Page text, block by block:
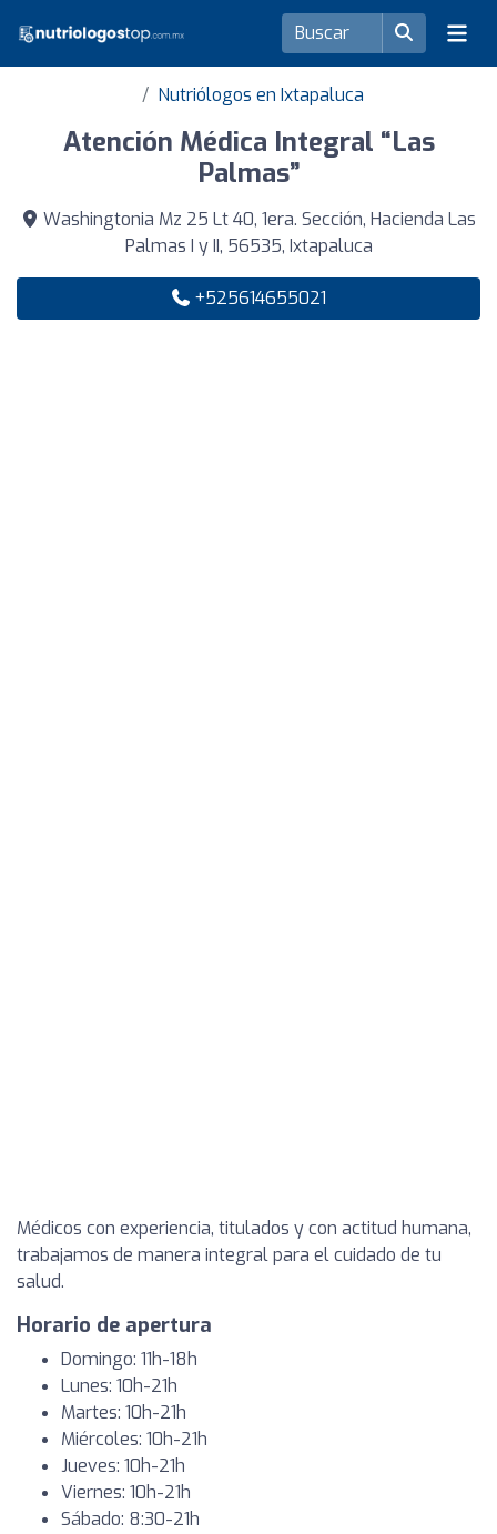
Nutriólogos en Ixtapaluca
Atención Médica Integral “Las
Palmas”
Washingtonia Mz 25 Lt 40, 1era. Sección, Hacienda Las
Palmas I y II, 56535, Ixtapaluca
+525614655021
Médicos con experiencia, titulados y con actitud humana,
trabajamos de manera integral para el cuidado de tu
salud.
Horario de apertura
Domingo: 11h-18h
Lunes: 10h-21h
Martes: 10h-21h
Miércoles: 10h-21h
Jueves: 10h-21h
Viernes: 10h-21h
Sábado: 8:30-21h